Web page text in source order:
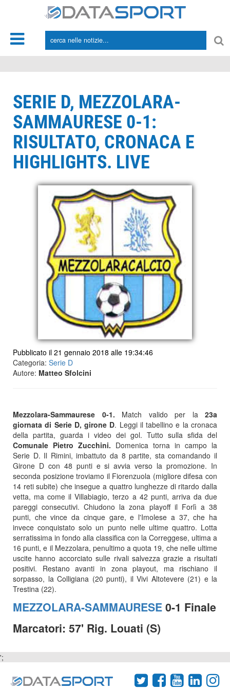
SERIE D, MEZZOLARA-
SAMMAURESE 0-1:
RISULTATO, CRONACA E
HIGHLIGHTS. LIVE
Pubblicato il 21 gennaio 2018 alle 19:34:46
Categoria: Serie D
Autore: Matteo Sfolcini
Mezzolara-Sammaurese 0-1. Match valido per la 23a
giornata di Serie D, girone D. Leggi il tabellino e la cronaca
della partita, guarda i video dei gol. Tutto sulla sfida del
Comunale Pietro Zucchini. Domenica torna in campo la
Serie D. Il Rimini, imbattuto da 8 partite, sta comandando il
Girone D con 48 punti e si avvia verso la promozione. In
seconda posizione troviamo il Fiorenzuola (migliore difesa con
14 reti subite) che insegue a quattro lunghezze di ritardo dalla
vetta, ma come il Villabiagio, terzo a 42 punti, arriva da due
pareggi consecutivi. Chiudono la zona playoff il Forlì a 38
punti, che vince da cinque gare, e l'Imolese a 37, che ha
invece conquistato solo un punto nelle ultime quattro. Lotta
serratissima in fondo alla classifica con la Correggese, ultima a
16 punti, e il Mezzolara, penultimo a quota 19, che nelle ultime
uscite hanno accorciato sulle rivali salvezza grazie a risultati
positivi. Restano avanti in zona playout, ma rischiano il
sorpasso, la Colligiana (20 punti), il Vivi Altotevere (21) e la
Trestina (22).
MEZZOLARA-SAMMAURESE0-1 Finale
Marcatori: 57' Rig. Louati (S)
';